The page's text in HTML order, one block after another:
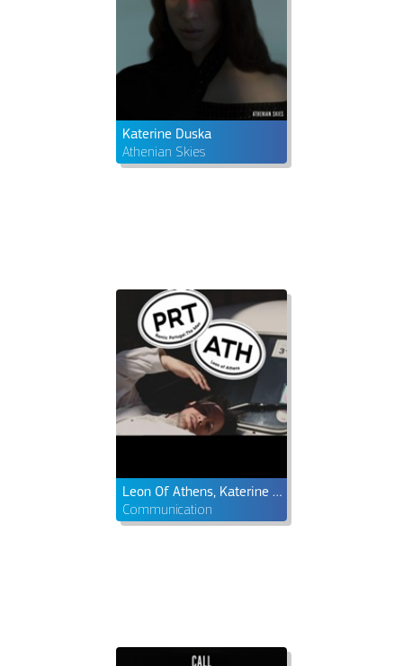
Katerine Duska
Athenian Skies
Leon Of Athens, Katerine Duska & Portugal. The Man
Communication